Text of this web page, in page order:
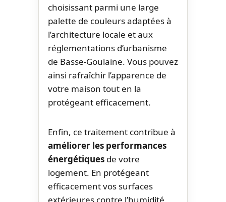
choisissant parmi une large
palette de couleurs adaptées à
l’architecture locale et aux
réglementations d’urbanisme
de Basse-Goulaine. Vous pouvez
ainsi rafraîchir l’apparence de
votre maison tout en la
protégeant efficacement.
Enfin, ce traitement contribue à
améliorer les performances
énergétiques de votre
logement. En protégeant
efficacement vos surfaces
extérieures contre l’humidité,